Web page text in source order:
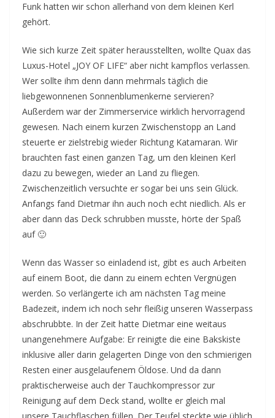
Funk hatten wir schon allerhand von dem kleinen Kerl
gehört.
Wie sich kurze Zeit später herausstellten, wollte Quax das
Luxus-Hotel „JOY OF LIFE“ aber nicht kampflos verlassen.
Wer sollte ihm denn dann mehrmals täglich die
liebgewonnenen Sonnenblumenkerne servieren?
Außerdem war der Zimmerservice wirklich hervorragend
gewesen. Nach einem kurzen Zwischenstopp an Land
steuerte er zielstrebig wieder Richtung Katamaran. Wir
brauchten fast einen ganzen Tag, um den kleinen Kerl
dazu zu bewegen, wieder an Land zu fliegen.
Zwischenzeitlich versuchte er sogar bei uns sein Glück.
Anfangs fand Dietmar ihn auch noch echt niedlich. Als er
aber dann das Deck schrubben musste, hörte der Spaß
auf 🙂
Wenn das Wasser so einladend ist, gibt es auch Arbeiten
auf einem Boot, die dann zu einem echten Vergnügen
werden. So verlängerte ich am nächsten Tag meine
Badezeit, indem ich noch sehr fleißig unseren Wasserpass
abschrubbte. In der Zeit hatte Dietmar eine weitaus
unangenehmere Aufgabe: Er reinigte die eine Bakskiste
inklusive aller darin gelagerten Dinge von den schmierigen
Resten einer ausgelaufenem Öldose. Und da dann
praktischerweise auch der Tauchkompressor zur
Reinigung auf dem Deck stand, wollte er gleich mal